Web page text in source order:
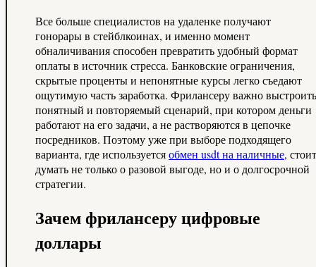
Все больше специалистов на удаленке получают
гонорары в стейблкоинах, и именно момент
обналичивания способен превратить удобный формат
оплаты в источник стресса. Банковские ограничения,
скрытые проценты и непонятные курсы легко съедают
ощутимую часть заработка. Фрилансеру важно выстроить
понятный и повторяемый сценарий, при котором деньги
работают на его задачи, а не растворяются в цепочке
посредников. Поэтому уже при выборе подходящего
варианта, где используетсяобмен usdt на наличные, стоит
думать не только о разовой выгоде, но и о долгосрочной
стратегии.
Зачем фрилансеру цифровые
доллары